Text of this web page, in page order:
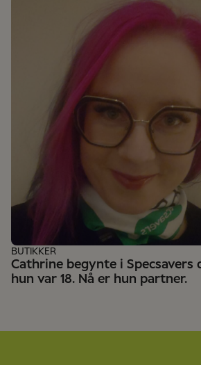
Cathrine begynte i Specsavers
hun var 18. Nå er hun partner.
BUTIKKER